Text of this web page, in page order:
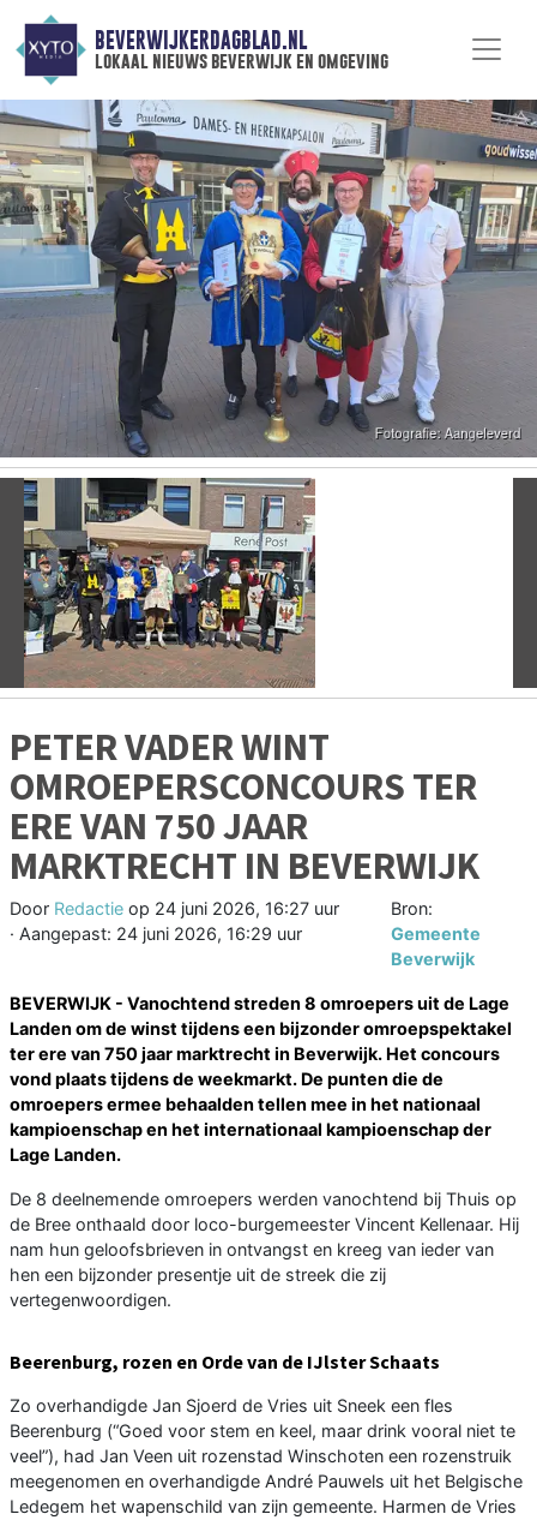
BEVERWIJKERDAGBLAD.NL
lokaal nieuws beverwijk en omgeving
Vorige
PETER VADER WINT
OMROEPERSCONCOURS TER
ERE VAN 750 JAAR
MARKTRECHT IN BEVERWIJK
Door Redactie op 24 juni 2026, 16:27 uur
· Aangepast: 24 juni 2026, 16:29 uur
Bron:
Gemeente
Beverwijk
BEVERWIJK - Vanochtend streden 8 omroepers uit de Lage
Landen om de winst tijdens een bijzonder omroepspektakel
ter ere van 750 jaar marktrecht in Beverwijk. Het concours
vond plaats tijdens de weekmarkt. De punten die de
omroepers ermee behaalden tellen mee in het nationaal
kampioenschap en het internationaal kampioenschap der
Lage Landen.
De 8 deelnemende omroepers werden vanochtend bij Thuis op
de Bree onthaald door loco-burgemeester Vincent Kellenaar. Hij
nam hun geloofsbrieven in ontvangst en kreeg van ieder van
hen een bijzonder presentje uit de streek die zij
vertegenwoordigen.
Beerenburg, rozen en Orde van de IJlster Schaats
Zo overhandigde Jan Sjoerd de Vries uit Sneek een fles
Beerenburg (“Goed voor stem en keel, maar drink vooral niet te
veel”), had Jan Veen uit rozenstad Winschoten een rozenstruik
meegenomen en overhandigde André Pauwels uit het Belgische
Ledegem het wapenschild van zijn gemeente. Harmen de Vries